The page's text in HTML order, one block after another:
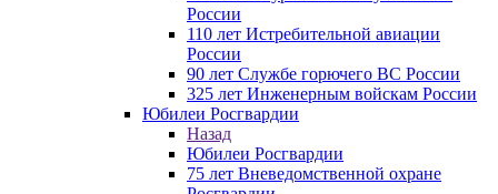
России
110 лет Истребительной авиации
России
90 лет Службе горючего ВС России
325 лет Инженерным войскам России
Юбилеи Росгвардии
Назад
Юбилеи Росгвардии
75 лет Вневедомственной охране